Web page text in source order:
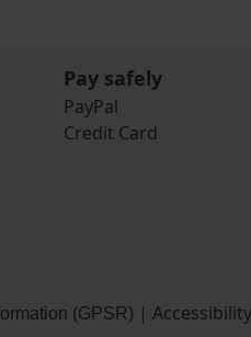
Pay safely
PayPal
Credit Card
(GPSR) | Accessibility